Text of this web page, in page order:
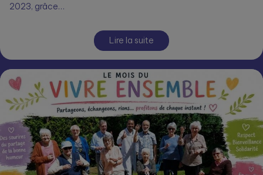
2023, grâce…
Lire la suite